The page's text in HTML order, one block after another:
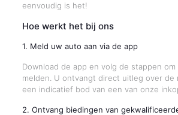
eenvoudig is het!
Hoe werkt het bij ons
1. Meld uw auto aan via de app
Download de app en volg de stappen
melden. U ontvangt direct uitleg over de
een indicatief bod van een van onze
2. Ontvang biedingen van